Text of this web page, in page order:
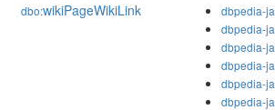
dbo:wikiPageWikiLink dbpedia-ja
dbpedia-ja
dbpedia-ja
dbpedia-ja
dbpedia-ja
dbpedia-ja